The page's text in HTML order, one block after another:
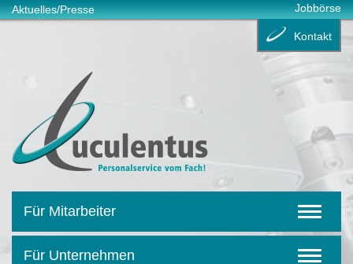
Aktuelles/Presse Jobbörse
Kontakt
Für Mitarbeiter
Für Unternehmen